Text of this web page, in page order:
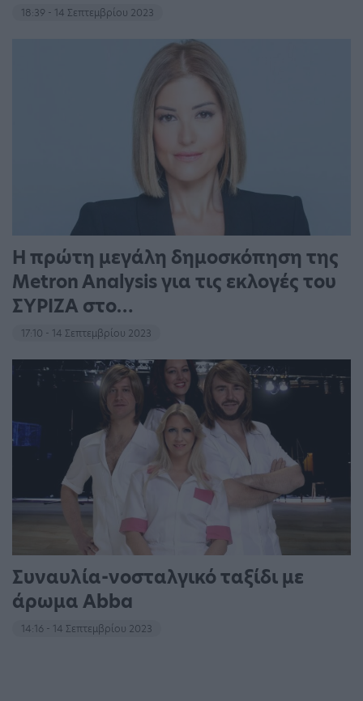
18:39 - 14 Σεπτεμβρίου 2023
Η πρώτη μεγάλη δημοσκόπηση της
Metron Analysis για τις εκλογές του
ΣΥΡΙΖΑ στο…
17:10 - 14 Σεπτεμβρίου 2023
Συναυλία-νοσταλγικό ταξίδι με
άρωμα Abba
14:16 - 14 Σεπτεμβρίου 2023